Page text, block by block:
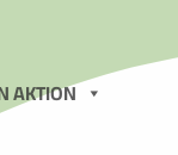
AKTION